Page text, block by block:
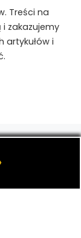
Treści na
i zakazujemy
artykułów i
Marihuanie,
THC.